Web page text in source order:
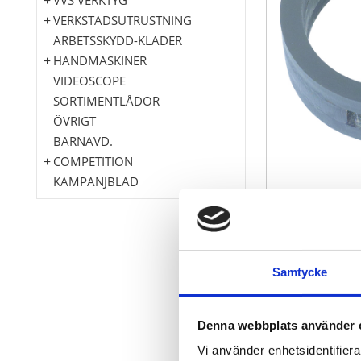
Samtycke
Denna webbplats använder
Vi använder
för
med extra
Speciellt-
VERKSTADSUTRUSTNING
ARBETSSKYDD-KLÄDER
HANDMASKINER
VIDEOSCOPE
SORTIMENTLÅDOR
ÖVRIGT
BARNAVD.
COMPETITION
KAMPANJBLAD